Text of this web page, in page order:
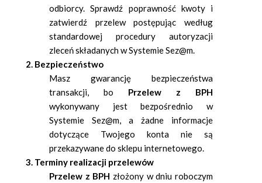
odbiorcy. Sprawdź poprawność kwoty i
zatwierdź przelew postępując według
standardowej procedury autoryzacji
zleceń składanych w Systemie Sez@m.
2. Bezpieczeństwo
Masz gwarancję bezpieczeństwa
transakcji, bo Przelew z BPH
wykonywany jest bezpośrednio w
Systemie Sez@m, a żadne informacje
dotyczące Twojego konta nie są
przekazywane do sklepu internetowego.
3. Terminy realizacji przelewów
Przelew z BPH złożony w dniu roboczym